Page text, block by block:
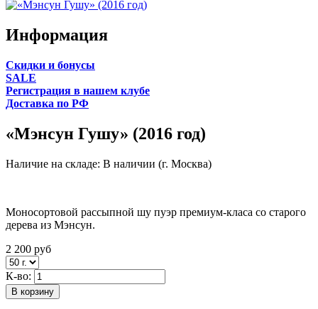
Информация
Cкидки и бонусы
SALE
Регистрация в нашем клубе
Доставка по РФ
«Мэнсун Гушу» (2016 год)
Наличие на складе: В наличии (г. Москва)
Моносортовой рассыпной шу пуэр премиум-класа со старого
дерева из Мэнсун.
2 200 руб
К-во:
В корзину